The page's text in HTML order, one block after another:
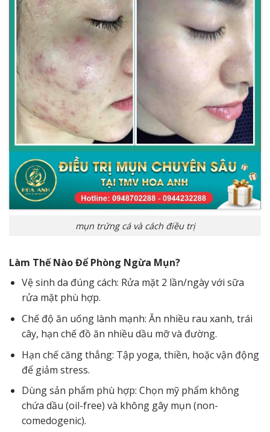
mụn trứng cá và cách điều trị
Làm Thế Nào Để Phòng Ngừa Mụn?
Vệ sinh da đúng cách: Rửa mặt 2 lần/ngày với sữa
rửa mặt phù hợp.
Chế độ ăn uống lành mạnh: Ăn nhiều rau xanh, trái
cây, hạn chế đồ ăn nhiều dầu mỡ và đường.
Hạn chế căng thẳng: Tập yoga, thiền, hoặc vận động
để giảm stress.
Dùng sản phẩm phù hợp: Chọn mỹ phẩm không
chứa dầu (oil-free) và không gây mụn (non-
comedogenic).